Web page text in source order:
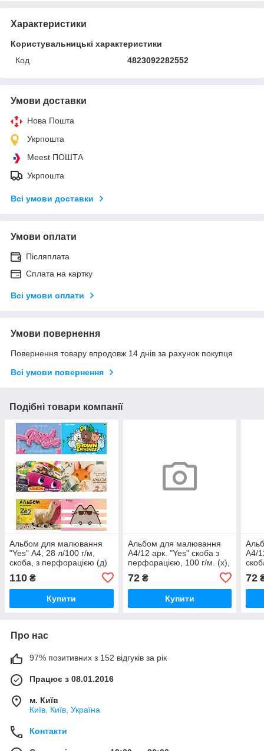
Характеристики
Користувальницькі характеристики
Код
4823092282552
Умови доставки
Нова Пошта
Укрпошта
Meest ПОШТА
Укрпошта
Всі умови доставки
Умови оплати
Післяплата
Сплата на картку
Всі умови оплати
Умови повернення
Повернення товару впродовж 14 днів за рахунок покупця
Всі умови повернення
Подібні товари компанії
Альбом для малювання
"Yes" А4, 28 л/100 г/м,
скоба, з перфорацією (д)
110 ₴
Купити
Альбом для малювання
А4/12 арк. "Yes" скоба з
перфорацією, 100 г/м. (х),
72₴
Купити
А4/
72
Про нас
97% позитивних з 152 відгуків за рік
Працює з 08.01.2016
м. Київ
Київ, Київ, Україна
Контакти